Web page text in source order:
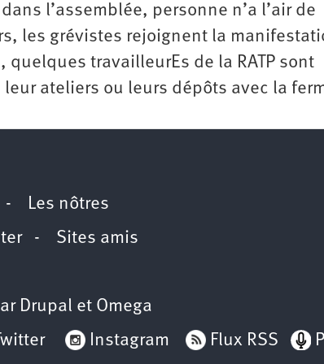
l’assemblée, personne n’a l’air de
les grévistes rejoignent la
travailleurEs de la RATP sont
ateliers ou leurs dépôts avec la
Les nôtres
- Sites amis
Drupal et Omega
Instagram Flux RSS